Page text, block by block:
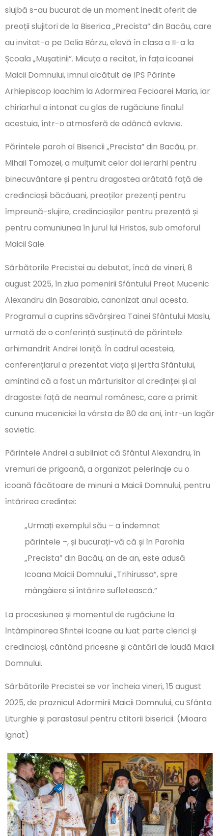
slujbă s-au bucurat de un moment inedit oferit de
preoții slujitori de la Biserica „Precista” din Bacău, care
au invitat-o pe Delia Bârzu, elevă în clasa a II-a la
Școala „Mușatinii”. Micuța a recitat, în fața icoanei
Maicii Domnului, imnul alcătuit de IPS Părinte
Arhiepiscop Ioachim la Adormirea Fecioarei Maria, iar
chiriarhul a intonat cu glas de rugăciune finalul
acestuia, într-o atmosferă de adâncă evlavie.
Părintele paroh al Bisericii „Precista” din Bacău, pr.
Mihail Tomozei, a mulțumit celor doi ierarhi pentru
binecuvântare și pentru dragostea arătată față de
credincioșii băcăuani, preoților prezenți pentru
împreună-slujire, credincioșilor pentru prezență și
pentru comuniunea în jurul lui Hristos, sub omoforul
Maicii Sale.
Sărbătorile Precistei au debutat, încă de vineri, 8
august 2025, în ziua pomenirii Sfântului Preot Mucenic
Alexandru din Basarabia, canonizat anul acesta.
Programul a cuprins săvârșirea Tainei Sfântului Maslu,
urmată de o conferință susținută de părintele
arhimandrit Andrei Ioniță. În cadrul acesteia,
conferențiarul a prezentat viața și jertfa Sfântului,
amintind că a fost un mărturisitor al credinței și al
dragostei față de neamul românesc, care a primit
cununa muceniciei la vârsta de 80 de ani, într-un lagăr
sovietic.
Părintele Andrei a subliniat că Sfântul Alexandru, în
vremuri de prigoană, a organizat pelerinaje cu o
icoană făcătoare de minuni a Maicii Domnului, pentru
întărirea credinței:
„Urmați exemplul său – a îndemnat
părintele –, și bucurați-vă că și în Parohia
„Precista” din Bacău, an de an, este adusă
Icoana Maicii Domnului „Trihirussa”, spre
mângâiere și întărire sufletească.”
La procesiunea și momentul de rugăciune la
întâmpinarea Sfintei Icoane au luat parte clerici și
credincioși, cântând pricesne și cântări de laudă Maicii
Domnului.
Sărbătorile Precistei se vor încheia vineri, 15 august
2025, de praznicul Adormirii Maicii Domnului, cu Sfânta
Liturghie și parastasul pentru ctitorii bisericii. (Mioara
Ignat)